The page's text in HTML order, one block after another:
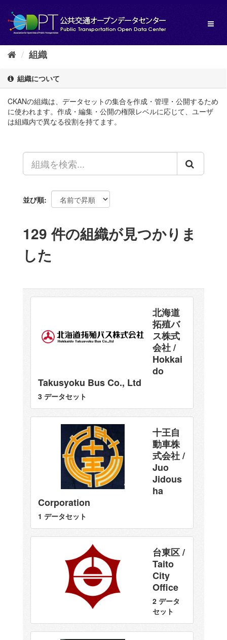
し
へ
組織
組織について
CKANの組織は、データセットの集合を作成・管理・公開するため
に使われます。作成・編集・公開の権限レベルに応じて、ユーザ
は組織内で異なる役割を持てます。
並び順
129 件の組織が見つかりま
した
北海道
拓殖バ
ス株式
会社 /
Hokkai
do
Takusyoku Bus Co., Ltd
3 データセット
十王自
動車株
式会社 /
Juo
Jidous
ha
Corporation
1 データセット
台東区 /
Taito
City
Office
2 データ
セット